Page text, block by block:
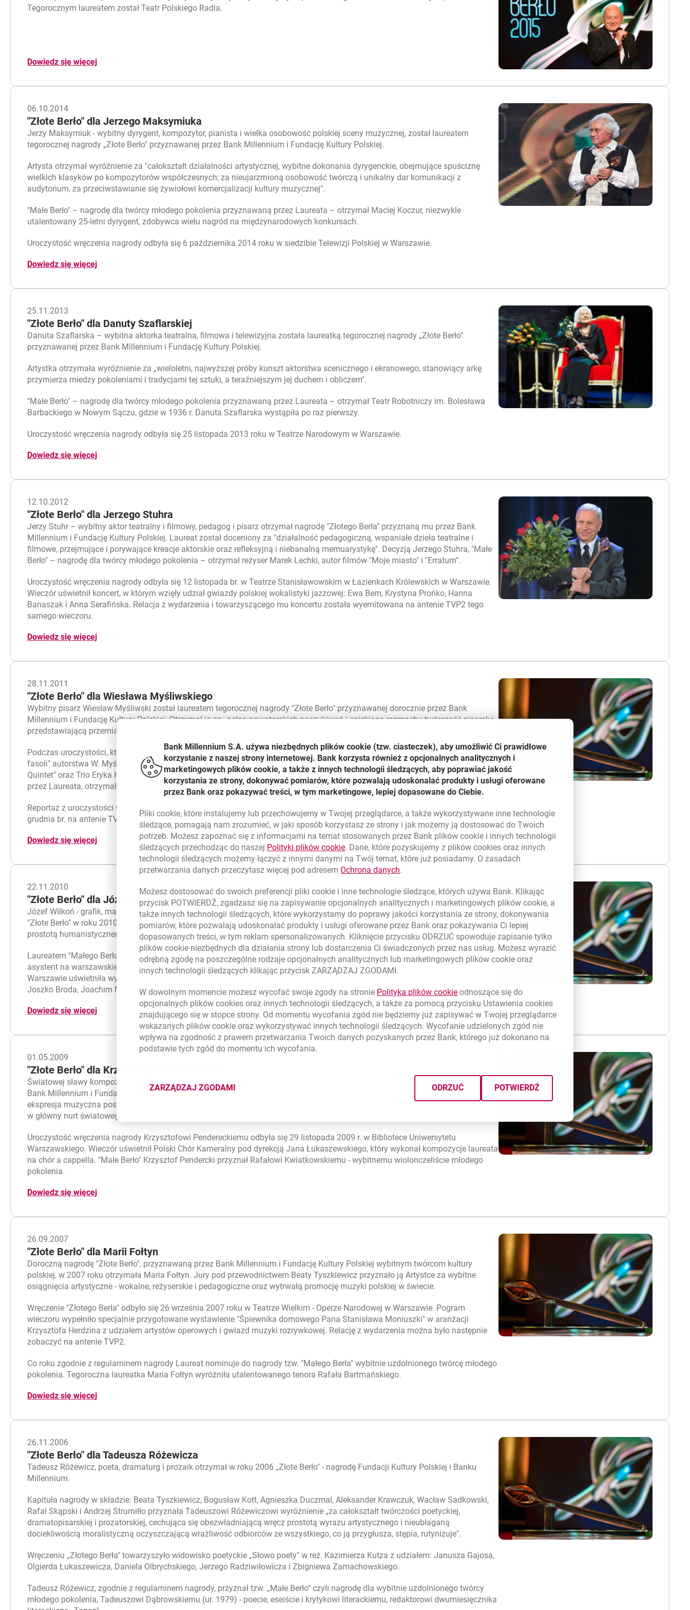
Tegorocznym laureatem został Teatr Polskiego Radia.
Dowiedz się więcej
06.10.2014
"Złote Berło" dla Jerzego Maksymiuka
Jerzy Maksymiuk - wybitny dyrygent, kompozytor, pianista i wielka osobowość polskiej sceny muzycznej, został laureatem
tegorocznej nagrody „Złote Berło" przyznawanej przez Bank Millennium i Fundację Kultury Polskiej.
Artysta otrzymał wyróżnienie za "całokształt działalności artystycznej, wybitne dokonania dyrygenckie, obejmujące spuściznę
wielkich klasyków po kompozytorów współczesnych; za nieujarzmioną osobowość twórczą i unikalny dar komunikacji z
audytorium, za przeciwstawianie się żywiołowi komercjalizacji kultury muzycznej".
"Małe Berło" – nagrodę dla twórcy młodego pokolenia przyznawaną przez Laureata – otrzymał Maciej Koczur, niezwykle
utalentowany 25-letni dyrygent, zdobywca wielu nagród na międzynarodowych konkursach.
Uroczystość wręczenia nagrody odbyła się 6 października 2014 roku w siedzibie Telewizji Polskiej w Warszawie.
Dowiedz się więcej
25.11.2013
"Złote Berło" dla Danuty Szaflarskiej
Danuta Szaflarska – wybitna aktorka teatralna, filmowa i telewizyjna została laureatką tegorocznej nagrody „Złote Berło"
przyznawanej przez Bank Millennium i Fundację Kultury Polskiej.
Artystka otrzymała wyróżnienie za „wieloletni, najwyższej próby kunszt aktorstwa scenicznego i ekranowego, stanowiący arkę
przymierza miedzy pokoleniami i tradycjami tej sztuki, a teraźniejszym jej duchem i obliczem".
"Małe Berło" – nagrodę dla twórcy młodego pokolenia przyznawaną przez Laureata – otrzymał Teatr Robotniczy im. Bolesława
Barbackiego w Nowym Sączu, gdzie w 1936 r. Danuta Szaflarska wystąpiła po raz pierwszy.
Uroczystość wręczenia nagrody odbyła się 25 listopada 2013 roku w Teatrze Narodowym w Warszawie.
Dowiedz się więcej
12.10.2012
"Złote Berło" dla Jerzego Stuhra
Jerzy Stuhr – wybitny aktor teatralny i filmowy, pedagog i pisarz otrzymał nagrodę "Złotego Berła" przyznaną mu przez Bank
Millennium i Fundację Kultury Polskiej. Laureat został doceniony za "działalność pedagogiczną, wspaniałe dzieła teatralne i
filmowe, przejmujące i porywające kreacje aktorskie oraz refleksyjną i niebanalną memuarystykę". Decyzją Jerzego Stuhra, "Małe
Berło" – nagrodę dla twórcy młodego pokolenia – otrzymał reżyser Marek Lechki, autor filmów "Moje miasto" i "Erratum".
Uroczystość wręczenia nagrody odbyła się 12 listopada br. w Teatrze Stanisławowskim w Łazienkach Królewskich w Warszawie.
Wieczór uświetnił koncert, w którym wzięły udział gwiazdy polskiej wokalistyki jazzowej: Ewa Bem, Krystyna Prońko, Hanna
Banaszak i Anna Serafińska. Relacja z wydarzenia i towarzyszącego mu koncertu została wyemitowana na antenie TVP2 tego
samego wieczoru.
Dowiedz się więcej
28.11.2011
"Złote Berło" dla Wiesława Myśliwskiego
Wybitny pisarz Wiesław Myśliwski został laureatem tegorocznej nagrody "Złote Berło" przyznawanej dorocznie przez Bank
Millennium i Fundację Kultury Polskiej. Otrzymał ją za „pełną nowatorskich poszukiwań i epickiego rozmachu twórczość pisarską
przedstawiającą przemiany oraz przewartościowania postaw Polaków".
Podczas uroczystości, która odbyła się 28 listopada br. w Teatrze Dramatycznym w Warszawie fragmenty „Traktatu o łuskaniu
fasoli" autorstwa W. Myśliwskiego czytał Olgierd Łukaszewicz, a w specjalnym koncercie wystąpili: „Kwartet Śląski", „Tangata
Quintet" oraz Trio Eryka Kulma z gośćmi - Maciejem Sikałą i Piotrem Wojtasikiem. „Małe Berło", specjalną nagrodę przyznawaną
przez Laureata, otrzymała Gminna Biblioteka Publiczna w Kijach w woj. świętokrzyskim.
Reportaż z uroczystości wręczenia tegorocznej nagrody "Złotego Berła" oraz towarzyszącego mu koncertu został wyemitowany 4
grudnia br. na antenie TVP2.
Dowiedz się więcej
22.11.2010
"Złote Berło" dla Józefa Wilkonia
Józef Wilkoń - grafik, malarz, rzeźbiarz i jeden z najbardziej znanych na świecie ilustratorów książek został laureatem nagrody
"Złote Berło" w roku 2010. Artysta otrzymał nagrodę za "twórczość pełną subtelnej równowagi pomiędzy perfekcyjna techniką i
prostotą humanistycznego przekazu".
Laureatem "Małego Berła" dla twórcy młodego pokolenia podążającego droga mistrza, otrzymał grafik Mateusz Dąbrowski,
asystent na warszawskiej ASP. Uroczystość wręczenia nagrody, która odbyła się 22 listopada br. w Teatrze Narodowym w
Warszawie uświetniła wystawa rzeźb i grafik laureata, a w specjalnym koncercie "Muzyka wśród bestii" wystąpili: Tomasz Stańko,
Joszko Broda, Joachim Mencel, Marcin Pospieszalski i Robert Usewicz.
Dowiedz się więcej
01.05.2009
"Złote Berło" dla Krzysztofa Pendereckiego
Światowej sławy kompozytor Krzysztof Penderecki został laureatem nagrody "Złote Berło" przyznanej już po raz jedenasty przez
Bank Millennium i Fundację Kultury Polskiej. Artystę wyróżniono za "całokształt twórczości kompozytorskiej, w której nowatorska
ekspresja muzyczna posłużyła do wyrażenia uniwersalnych treści duchowych oraz wprowadzenie dawnej i nowej muzyki polskiej
w główny nurt światowego życia muzycznego".
Uroczystość wręczenia nagrody Krzysztofowi Pendereckiemu odbyła się 29 listopada 2009 r. w Bibliotece Uniwersytetu
Warszawskiego. Wieczór uświetnił Polski Chór Kameralny pod dyrekcją Jana Łukaszewskiego, który wykonał kompozycje laureata
na chór a cappella. "Małe Berło" Krzysztof Pendercki przyznał Rafałowi Kwiatkowskiemu - wybitnemu wiolonczeliście młodego
pokolenia.
Dowiedz się więcej
26.09.2007
"Złote Berło" dla Marii Fołtyn
Doroczną nagrodę "Złote Berło", przyznawaną przez Bank Millennium i Fundację Kultury Polskiej wybitnym twórcom kultury
polskiej, w 2007 roku otrzymała Maria Fołtyn. Jury pod przewodnictwem Beaty Tyszkiewicz przyznało ją Artystce za wybitne
osiągnięcia artystyczne - wokalne, reżyserskie i pedagogiczne oraz wytrwałą promocję muzyki polskiej w świecie.
Wręczenie "Złotego Berła" odbyło się 26 września 2007 roku w Teatrze Wielkim - Operze Narodowej w Warszawie. Pogram
wieczoru wypełniło specjalnie przygotowane wystawienie "Śpiewnika domowego Pana Stanisława Moniuszki" w aranżacji
Krzysztofa Herdzina z udziałem artystów operowych i gwiazd muzyki rozrywkowej. Relację z wydarzenia można było następnie
zobaczyć na antenie TVP2.
Co roku zgodnie z regulaminem nagrody Laureat nominuje do nagrody tzw. "Małego Berła" wybitnie uzdolnionego twórcę młodego
pokolenia. Tegoroczna laureatka Maria Fołtyn wyróżniła utalentowanego tenora Rafała Bartmańskiego.
Dowiedz się więcej
26.11.2006
"Złote Berło" dla Tadeusza Różewicza
Tadeusz Różewicz, poeta, dramaturg i prozaik otrzymał w roku 2006 „Złote Berło" - nagrodę Fundacji Kultury Polskiej i Banku
Millennium.
Kapituła nagrody w składzie: Beata Tyszkiewicz, Bogusław Kott, Agnieszka Duczmal, Aleksander Krawczuk, Wacław Sadkowski,
Rafał Skąpski i Andrzej Strumiłło przyznała Tadeuszowi Różewiczowi wyróżnienie „za całokształt twórczości poetyckiej,
dramatopisarskiej i prozatorskiej, cechująca się obezwładniającą wręcz prostotą wyrazu artystycznego i nieubłaganą
dociekliwością moralistyczną oczyszczającą wrażliwość odbiorców ze wszystkiego, co ją przygłusza, stępia, rutynizuje".
Wręczeniu „Złotego Berła" towarzyszyło widowisko poetyckie „Słowo poety" w reż. Kazimierza Kutza z udziałem: Janusza Gajosa,
Olgierda Łukaszewicza, Daniela Olbrychskiego, Jerzego Radziwiłowicza i Zbigniewa Zamachowskiego.
Tadeusz Różewicz, zgodnie z regulaminem nagrody, przyznał tzw. „Małe Berło" czyli nagrodę dla wybitnie uzdolnionego twórcy
młodego pokolenia, Tadeuszowi Dąbrowskiemu (ur. 1979) - poecie, eseiście i krytykowi literackiemu, redaktorowi dwumiesięcznika
Bank Millennium S.A. używa niezbędnych plikówcookie (tzw. ciasteczek), aby umożliwić Ci prawidłowe
korzystanie z naszej strony internetowej. Bank korzysta również z opcjonalnych analitycznych i
marketingowych plików cookie, a także z innych technologii śledzących, aby poprawiać jakość
korzystania ze strony, dokonywać pomiarów, które pozwalają udoskonalać produkty i usługi oferowane
przez Bank oraz pokazywać treści, w tym marketingowe, lepiej dopasowane do Ciebie.
Plikicookie, które instalujemy lub przechowujemy w Twojej przeglądarce, a także wykorzystywane inne technologie
śledzące, pomagają nam zrozumieć, w jaki sposób korzystasz ze strony i jak możemy ją dostosować do Twoich
potrzeb. Możesz zapoznać się z informacjami na temat stosowanych przez Bank plikówcookie i innych technologii
śledzących przechodząc do naszej Polityki plikówcookielink otwiera się w nowym oknie
. Dane, które pozyskujemy z plikówcookies oraz innych
technologii śledzących możemy łączyć z innymi danymi na Twój temat, które już posiadamy. O zasadach
przetwarzania danych przeczytasz więcej pod adresem Ochrona danych.
Możesz dostosować do swoich preferencji plikicookie i inne technologie śledzące, których używa Bank. Klikając
przycisk POTWIERDŹ, zgadzasz się na zapisywanie opcjonalnych analitycznych i marketingowych plikówcookie, a
także innych technologii śledzących, które wykorzystamy do poprawy jakości korzystania ze strony, dokonywania
pomiarów, które pozwalają udoskonalać produkty i usługi oferowane przez Bank oraz pokazywania Ci lepiej
dopasowanych treści, w tym reklam spersonalizowanych. Kliknięcie przycisku ODRZUĆ spowoduje zapisanie tylko
plikówcookie niezbędnych dla działania strony lub dostarczenia Ci świadczonych przez nas usług. Możesz wyrazić
odrębną zgodę na poszczególne rodzaje opcjonalnych analitycznych lub marketingowych plikówcookie oraz
innych technologii śledzących klikając przycisk ZARZĄDZAJ ZGODAMI.
W dowolnym momencie możesz wycofać swoje zgody na stronie Polityka plikówcookielink otwiera się w nowym oknie
odnoszące się do
opcjonalnych plikówcookies oraz innych technologii śledzących, a także za pomocą przycisku Ustawieniacookies
znajdującego się w stopce strony. Od momentu wycofania zgód nie będziemy już zapisywać w Twojej przeglądarce
wskazanych plikówcookie oraz wykorzystywać innych technologii śledzących. Wycofanie udzielonych zgód nie
wpływa na zgodność z prawem przetwarzania Twoich danych pozyskanych przez Bank, którego już dokonano na
podstawie tych zgód do momentu ich wycofania.
ZARZĄDZAJ ZGODAMI
DOTYCZĄCYMI PLIKÓW
ODRZUĆ POTWIERDŹ